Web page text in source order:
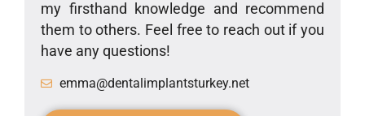
my firsthand knowledge and recommend
them to others. Feel free to reach out if you
have any questions!
emma@dentalimplantsturkey.net